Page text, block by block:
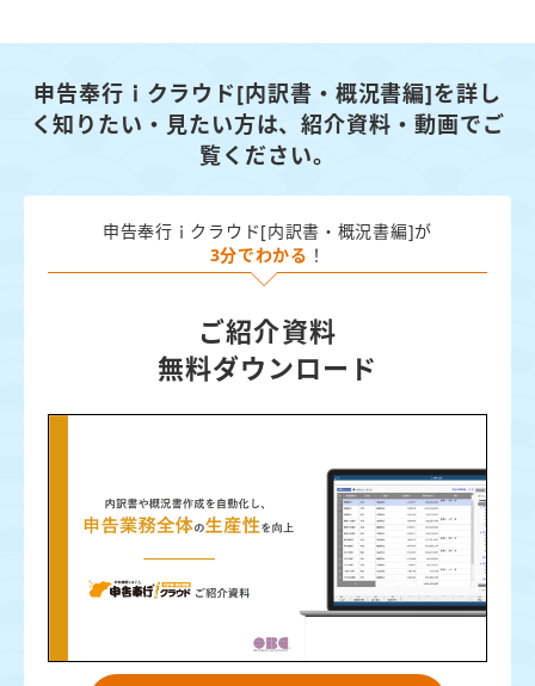
申告奉行ｉクラウド[内訳書・概況書編]を詳し
く知りたい・見たい方は、紹介資料・動画でご
覧ください。
申告奉行ｉクラウド[内訳書・概況書編]が
3分でわかる ！
ご紹介資料
無料ダウンロード